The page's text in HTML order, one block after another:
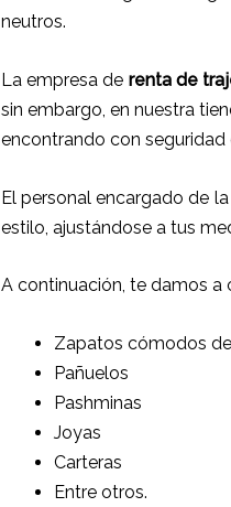
neutros.
La empresa de renta de
sin embargo, en nuestra
encontrando con seguridad
El personal encargado de la
estilo, ajustándose a tus
A continuación, te damos
Zapatos cómodos
Pañuelos
Pashminas
Joyas
Carteras
Entre otros.